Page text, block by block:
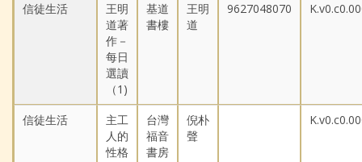
信徒生活
王明
道著
作－
每日
選讀
（1)
基道
書樓
王明
道
9627048070
信徒生活
主工
人的
性格
台灣
福音
書房
倪朴
聲